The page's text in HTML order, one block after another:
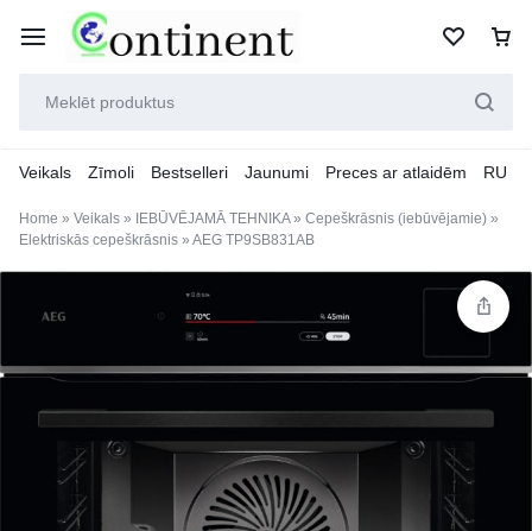
Veikals Zīmoli Bestselleri Jaunumi Preces ar atlaidēm RU
Home » Veikals » IEBŪVĒJAMĀ TEHNIKA» Cepeškrāsnis (iebūvējamie) »
Elektriskās cepeškrāsnis » AEG TP9SB831AB